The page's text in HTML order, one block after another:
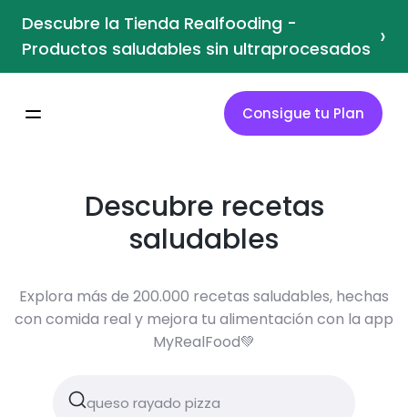
Descubre la Tienda Realfooding -
Productos saludables sin ultraprocesados ›
Consigue tu Plan
Descubre recetas
saludables
Explora más de 200.000 recetas saludables, hechas
con comida real y mejora tu alimentación con la app
MyRealFood💚